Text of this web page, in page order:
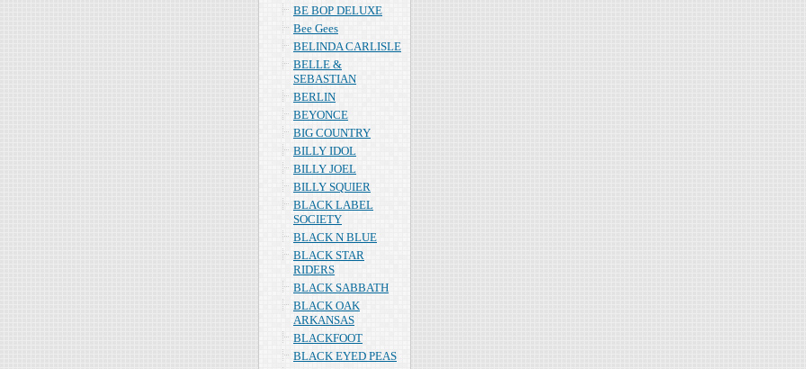
BE BOP DELUXE
Bee Gees
BELINDA CARLISLE
BELLE &
SEBASTIAN
BERLIN
BEYONCE
BIG COUNTRY
BILLY IDOL
BILLY JOEL
BILLY SQUIER
BLACK LABEL
SOCIETY
BLACK N BLUE
BLACK STAR
RIDERS
BLACK SABBATH
BLACK OAK
ARKANSAS
BLACKFOOT
BLACK EYED PEAS